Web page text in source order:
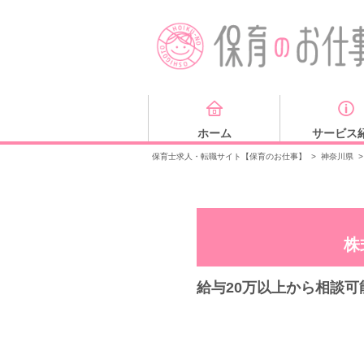
ホーム サービス
保育士求人・転職サイト【保育のお仕事】 > 神奈川県 >
株
給与20万以上から相談